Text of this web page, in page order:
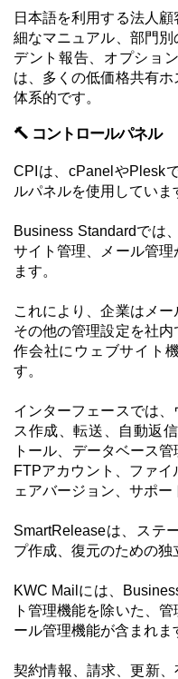
日本語を利用する法人
細なマニュアル、部門
デント報告、オプショ
は、多くの低価格共有
体系的です。
🔨 コントロールパネル
CPIは、cPanelやPlesk
ルパネルを使用していま
Business Standardでは
サイト管理、メール管
ます。
これにより、企業はメー
その他の管理設定を社
作会社にウェブサイト
す。
インターフェースでは
ス作成、転送、自動返
トール、データベース
FTPアカウント、ファ
ェアバージョン、サポー
SmartReleaseは、ステ
プ作成、復元のための独
KWC Mailには、
ト管理機能を除いた、
ール管理機能が含まれま
契約情報、請求、更新